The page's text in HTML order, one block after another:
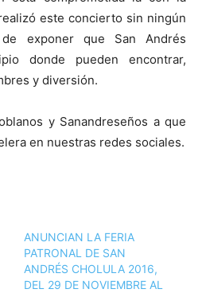
este concierto sin ningún
de exponer que San Andrés
donde pueden encontrar,
y diversión.
y Sanandreseños a que
en nuestras redes sociales.
ANUNCIAN LA FERIA
PATRONAL DE SAN
ANDRÉS CHOLULA 2016,
DEL 29 DE NOVIEMBRE AL